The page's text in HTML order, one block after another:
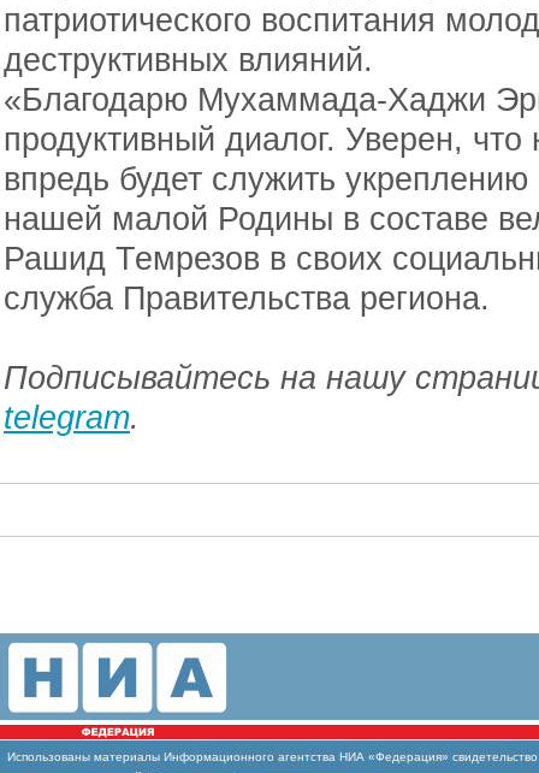
патриотического воспитания
деструктивных влияний.
«Благодарю Мухаммада-Хаджи
продуктивный диалог. Уверен,
впредь будет служить
нашей малой Родины в составе
Рашид Темрезов в своих
служба Правительства региона.
Подписывайтесь на нашу
telegram.
Использованы материалы Информационного агентства НИА «Федерация»